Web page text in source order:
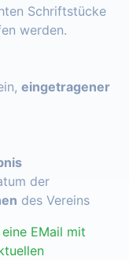
Schriftstücke
werden.
eingetragener
der
des Vereins
EMail mit